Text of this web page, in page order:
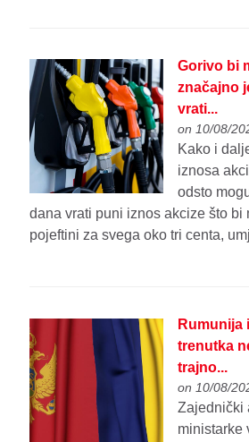
Gorivo bi
značajno
vrati...
on 10/08/
Kako i
iznosa
odsto
dana vrati puni iznos akcize što bi
pojeftini za svega oko tri centa,
Rumunija
trenutka
trajno...
on 10/08/
Zajednički
ministarke